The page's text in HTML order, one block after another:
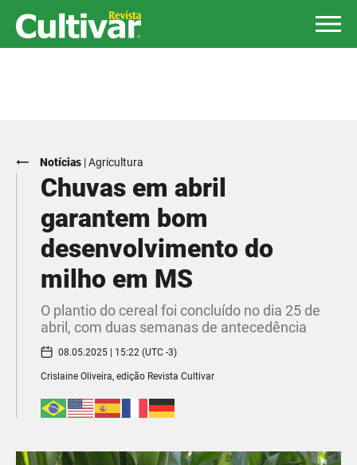
Notícias |Agricultura
Chuvas em abril
garantem bom
desenvolvimento do
milho em MS
O plantio do cereal foi concluído no dia 25 de
abril, com duas semanas de antecedência
08.05.2025 | 15:22 (UTC -3)
Crislaine Oliveira, edição Revista Cultivar